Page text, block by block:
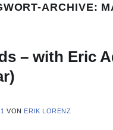
ARCHIVE:
– with Eric
VON ERIK LORENZ